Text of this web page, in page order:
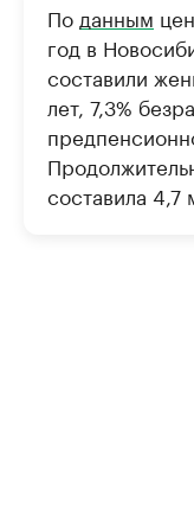
По данным
год в
составили
лет, 7,3%
составила 4,7